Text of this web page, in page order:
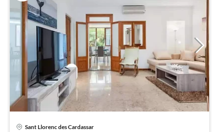
Sant Llorenc des Cardassar